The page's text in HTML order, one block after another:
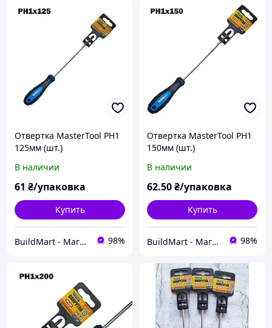
Отвертка MasterTool РН1
125мм (шт.)
В наличии
61 ₴/упаковка
Купить
BuildMart - Магазин кріпильних виробів 98%
Отвертка MasterTool РН1
150мм (шт.)
В наличии
62.50₴/упаковка
Купить
BuildMart - Магазин кріпильних виробів 98%